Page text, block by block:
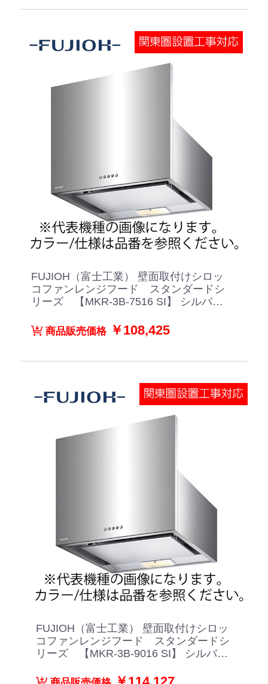
FUJIOH（富士工業） 壁面取付けシロッ
コファンレンジフード スタンダードシ
リーズ 【MKR-3B-7516 SI】 シルバー
商品販売価格￥108,425
FUJIOH（富士工業） 壁面取付けシロッ
コファンレンジフード スタンダードシ
リーズ 【MKR-3B-9016 SI】 シルバー